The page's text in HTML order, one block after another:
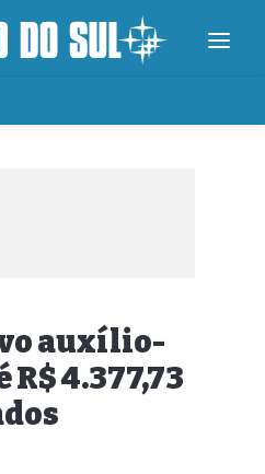
auxílio-
4.377,73